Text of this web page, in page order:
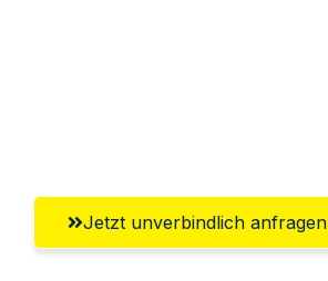
Jetzt unverbindlich anfragen